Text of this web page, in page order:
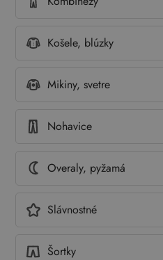
Košele, blúzky
Mikiny, svetre
Nohavice
Overaly, pyžamá
Slávnostné
Šortky